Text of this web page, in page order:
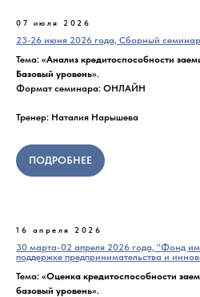
07 июля 2026
23-26 июня 2026 года, Сборный
Тема: «Анализ кредитоспособности
Базовый уровень».
Формат семинара: ОНЛАЙН
Тренер: Наталия Нарышева
ПОДРОБНЕЕ
16 апреля 2026
30 марта-02 апреля 2026 года, "Фонд
поддержке предпринимательства и
Тема: «Оценка кредитоспособности
базовый уровень».